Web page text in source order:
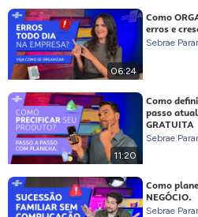
06:24
Como
erros e
Sebrae
11:20
Como
passo
GRATUITA
Sebrae
Como
NEGÓCIO.
Sebrae